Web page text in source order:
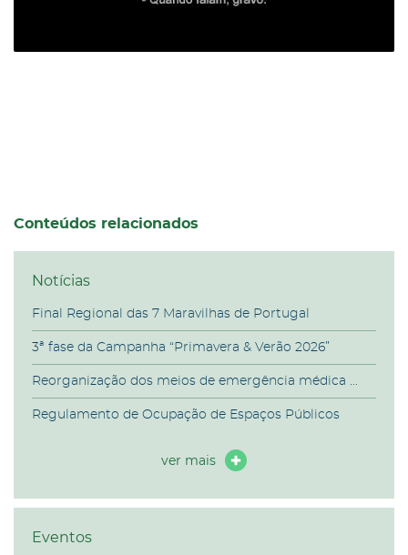
Conteúdos relacionados
Notícias
Final Regional das 7 Maravilhas de Portugal
3ª fase da Campanha “Primavera & Verão 2026”
Reorganização dos meios de emergência médica ...
Regulamento de Ocupação de Espaços Públicos
ver mais
Eventos